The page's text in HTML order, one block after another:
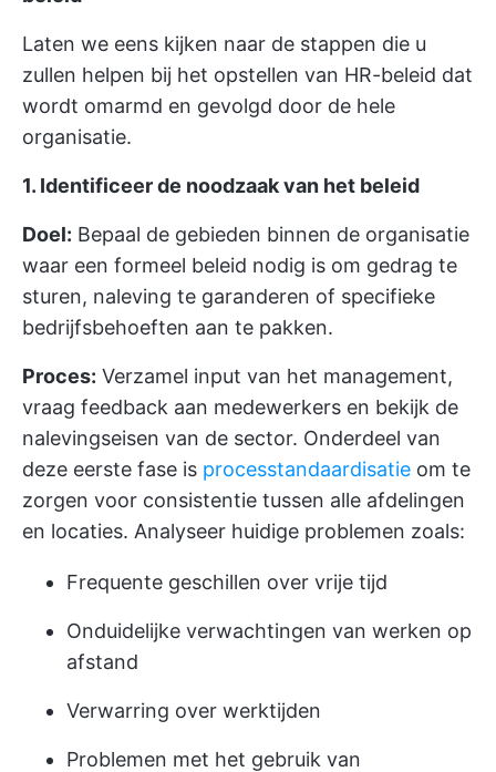
Laten we eens kijken naar de stappen die u
zullen helpen bij het opstellen van HR-beleid dat
wordt omarmd en gevolgd door de hele
organisatie.
1. Identificeer de noodzaak van het beleid
Doel: Bepaal de gebieden binnen de organisatie
waar een formeel beleid nodig is om gedrag te
sturen, naleving te garanderen of specifieke
bedrijfsbehoeften aan te pakken.
Proces: Verzamel input van het management,
vraag feedback aan medewerkers en bekijk de
nalevingseisen van de sector. Onderdeel van
deze eerste fase is processtandaardisatie om te
zorgen voor consistentie tussen alle afdelingen
en locaties. Analyseer huidige problemen zoals:
Frequente geschillen over vrije tijd
Onduidelijke verwachtingen van werken op
afstand
Verwarring over werktijden
Problemen met het gebruik van